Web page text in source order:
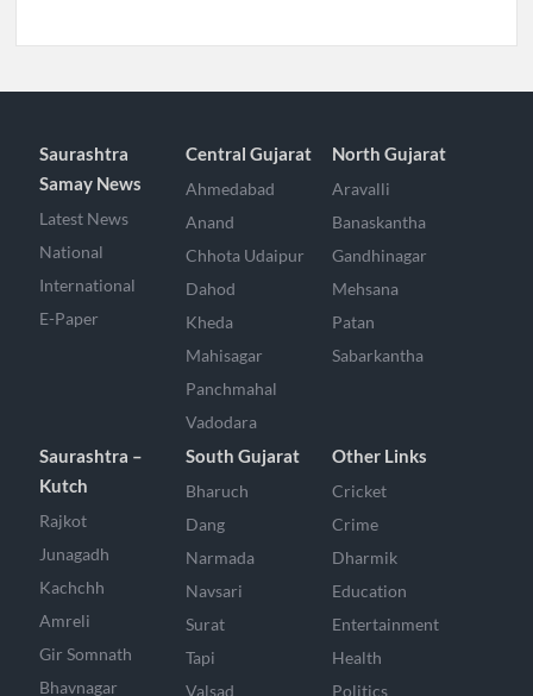
Saurashtra
Samay News
Latest News
National
International
E-Paper
Central Gujarat
Ahmedabad
Anand
Chhota Udaipur
Dahod
Kheda
Mahisagar
Panchmahal
Vadodara
North Gujarat
Aravalli
Banaskantha
Gandhinagar
Mehsana
Patan
Sabarkantha
Saurashtra –
Kutch
Rajkot
Junagadh
Kachchh
Amreli
Gir Somnath
Bhavnagar
South Gujarat
Bharuch
Dang
Narmada
Navsari
Surat
Tapi
Valsad
Other Links
Cricket
Crime
Dharmik
Education
Entertainment
Health
Politics